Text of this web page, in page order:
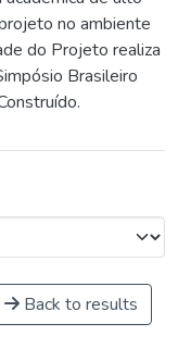
no ambiente
do Projeto realiza
Brasileiro
Back to results